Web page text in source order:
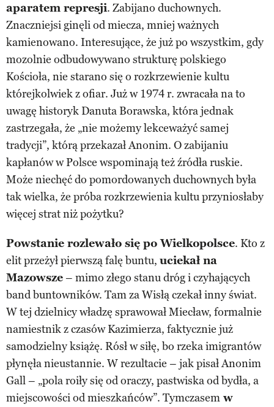
aparatem represji. Zabijano duchownych.
Znaczniejsi ginęli od miecza, mniej ważnych
kamienowano. Interesujące, że już po wszystkim, gdy
mozolnie odbudowywano strukturę polskiego
Kościoła, nie starano się o rozkrzewienie kultu
którejkolwiek z ofiar. Już w 1974 r. zwracała na to
uwagę historyk Danuta Borawska, która jednak
zastrzegała, że „nie możemy lekceważyć samej
tradycji”, którą przekazał Anonim. O zabijaniu
kapłanów w Polsce wspominają też źródła ruskie.
Może niechęć do pomordowanych duchownych była
tak wielka, że próba rozkrzewienia kultu przyniosłaby
więcej strat niż pożytku?
Powstanie rozlewało się po Wielkopolsce. Kto z
elit przeżył pierwszą falę buntu, uciekał na
Mazowsze– mimo złego stanu dróg i czyhających
band buntowników. Tam za Wisłą czekał inny świat.
W tej dzielnicy władzę sprawował Miecław, formalnie
namiestnik z czasów Kazimierza, faktycznie już
samodzielny książę. Rósł w siłę, bo rzeka imigrantów
płynęła nieustannie. W rezultacie – jak pisał Anonim
Gall – „pola roiły się od oraczy, pastwiska od bydła, a
miejscowości od mieszkańców”. Tymczasem w